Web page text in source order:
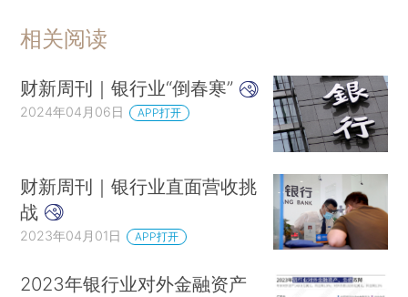
相关阅读
财新周刊｜银行业“倒春寒”
2024年04月06日 APP打开
财新周刊｜银行业直面营收挑
战
2023年04月01日 APP打开
2023年银行业对外金融资产